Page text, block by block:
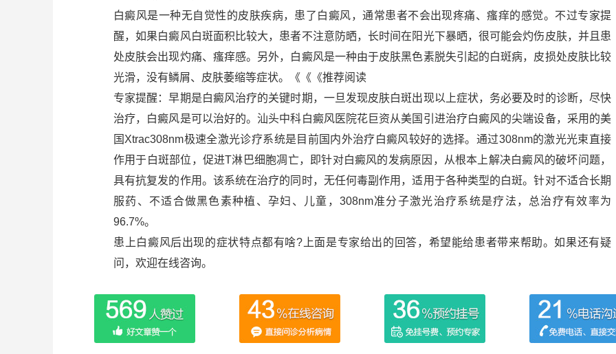
白癜风是一种无自觉性的皮肤疾病，患了白癜风，通常患者不会出现疼痛、瘙痒的感觉。不过专家提
醒，如果白癜风白斑面积比较大，患者不注意防晒，长时间在阳光下暴晒，很可能会灼伤皮肤，并且患
处皮肤会出现灼痛、瘙痒感。另外，白癜风是一种由于皮肤黑色素脱失引起的白斑病，皮损处皮肤比较
光滑，没有鳞屑、皮肤萎缩等症状。《《《推荐阅读
专家提醒：早期是白癜风治疗的关键时期，一旦发现皮肤白斑出现以上症状，务必要及时的诊断，尽快
治疗，白癜风是可以治好的。汕头中科白癜风医院花巨资从美国引进治疗白癜风的尖端设备，采用的美
国Xtrac308nm极速全激光诊疗系统是目前国内外治疗白癜风较好的选择。通过308nm的激光光束直接
作用于白斑部位，促进T淋巴细胞凋亡，即针对白癜风的发病原因，从根本上解决白癜风的破坏问题，
具有抗复发的作用。该系统在治疗的同时，无任何毒副作用，适用于各种类型的白斑。针对不适合长期
服药、不适合做黑色素种植、孕妇、儿童，308nm准分子激光治疗系统是疗法，总治疗有效率为
96.7%。
患上白癜风后出现的症状特点都有啥?上面是专家给出的回答，希望能给患者带来帮助。如果还有疑
问，欢迎在线咨询。